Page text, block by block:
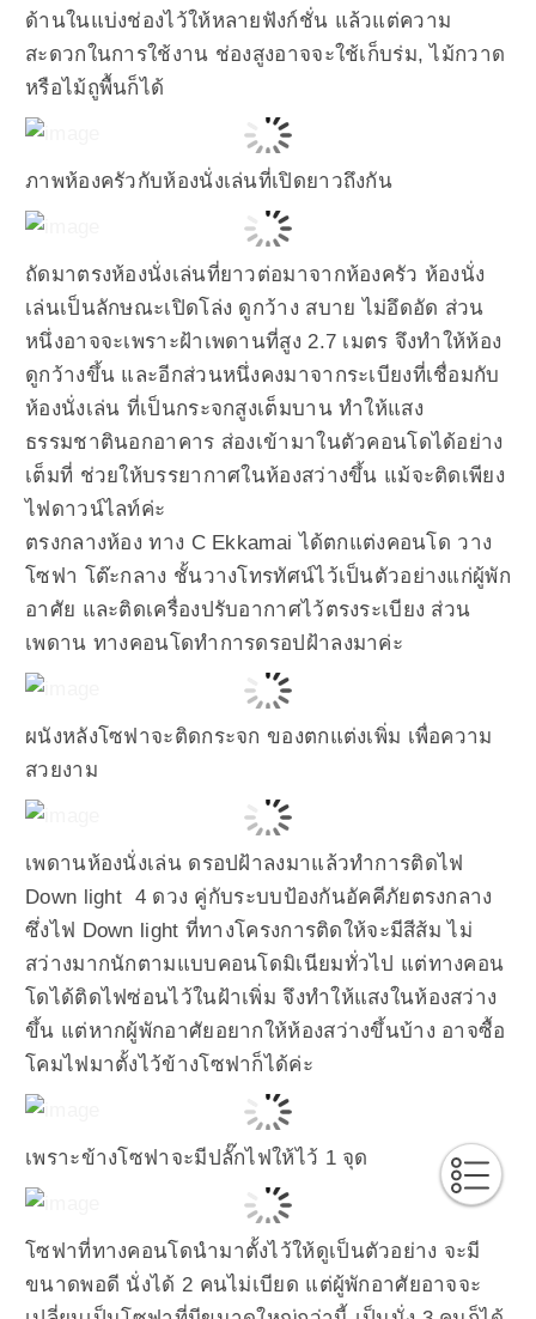
ด้านในแบ่งช่องไว้ให้หลายฟังก์ชั่น แล้วแต่ความ
สะดวกในการใช้งาน ช่องสูงอาจจะใช้เก็บร่ม, ไม้กวาด
หรือไม้ถูพื้นก็ได้
ภาพห้องครัวกับห้องนั่งเล่นที่เปิดยาวถึงกัน
ถัดมาตรงห้องนั่งเล่นที่ยาวต่อมาจากห้องครัว ห้องนั่ง
เล่นเป็นลักษณะเปิดโล่ง ดูกว้าง สบาย ไม่อึดอัด ส่วน
หนึ่งอาจจะเพราะฝ้าเพดานที่สูง 2.7 เมตร จึงทำให้ห้อง
ดูกว้างขึ้น และอีกส่วนหนึ่งคงมาจากระเบียงที่เชื่อมกับ
ห้องนั่งเล่น ที่เป็นกระจกสูงเต็มบาน ทำให้แสง
ธรรมชาตินอกอาคาร ส่องเข้ามาในตัวคอนโดได้อย่าง
เต็มที่ ช่วยให้บรรยากาศในห้องสว่างขึ้น แม้จะติดเพียง
ไฟดาวน์ไลท์ค่ะ
ตรงกลางห้อง ทาง C Ekkamai ได้ตกแต่งคอนโด วาง
โซฟา โต๊ะกลาง ชั้นวางโทรทัศน์ไว้เป็นตัวอย่างแก่ผู้พัก
อาศัย และติดเครื่องปรับอากาศไว้ตรงระเบียง ส่วน
เพดาน ทางคอนโดทำการดรอปฝ้าลงมาค่ะ
ผนังหลังโซฟาจะติดกระจก ของตกแต่งเพิ่ม เพื่อความ
สวยงาม
เพดานห้องนั่งเล่น ดรอปฝ้าลงมาแล้วทำการติดไฟ
Down light 4 ดวง คู่กับระบบป้องกันอัคคีภัยตรงกลาง
ซึ่งไฟ Down light ที่ทางโครงการติดให้จะมีสีส้ม ไม่
สว่างมากนักตามแบบคอนโดมิเนียมทั่วไป แต่ทางคอน
โดได้ติดไฟซ่อนไว้ในฝ้าเพิ่ม จึงทำให้แสงในห้องสว่าง
ขึ้น แต่หากผู้พักอาศัยอยากให้ห้องสว่างขึ้นบ้าง อาจซื้อ
โคมไฟมาตั้งไว้ข้างโซฟาก็ได้ค่ะ
เพราะข้างโซฟาจะมีปลั๊กไฟให้ไว้ 1 จุด
โซฟาที่ทางคอนโดนำมาตั้งไว้ให้ดูเป็นตัวอย่าง จะมี
ขนาดพอดี นั่งได้ 2 คนไม่เบียด แต่ผู้พักอาศัยอาจจะ